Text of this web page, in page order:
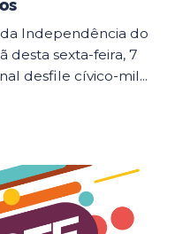
Independência do
desta sexta-feira, 7
desfile cívico-mil...